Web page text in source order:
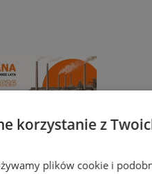
korzystanie z
plików cookie i